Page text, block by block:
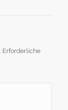
Erforderliche